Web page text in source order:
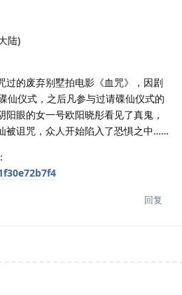
陆)
的废弃别墅拍电影《血咒》，因剧
仙仪式，之后凡参与过请碟仙仪式的
阳眼的女一号欧阳晓彤看见了真鬼，
被诅咒，众人开始陷入了恐惧之中……
回复